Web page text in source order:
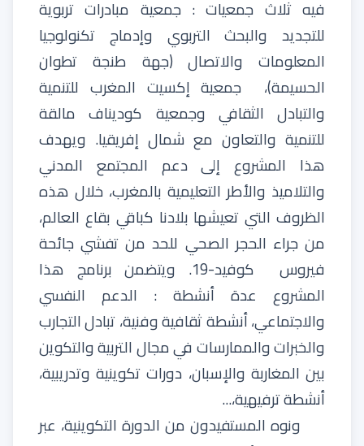
فيه ثلاث جمعيات : جمعية مبادرات تربوية
للتجديد والبحث التربوي وإدماج تكنولوجيا
المعلومات والاتصال(جهة طنجة تطوان
الحسيمة)، جمعية إكسيت المغرب للتنمية
والتبادل الثقافي وجمعية كوديناف مالقة
للتنمية والتعاون مع شمال إفريقيا. ويهدف
هذا المشروع إلى دعم المجتمع المدني
والتلاميذ والأطر التعليمية بالمغرب، خلال هذه
الظروف التي تعيشها بلادنا كباقي بقاع العالم،
من جراء الحجر الصحي للحد من تفشي جائحة
فيروس
كوفيد-19. ويتضمن برنامج هذا
المشروع
عدة أنشطة : الدعم النفسي
والاجتماعي،أنشطةثقافيةوفنية،تبادلالتجارب
والخبراتوالممارساتفيمجالالتربيةوالتكوين
بين المغاربة والإسبان، دورات تكوينية وتدريبية،
أنشطةترفيهية،...
ونوه المستفيدون من الدورة التكوينية، عبر